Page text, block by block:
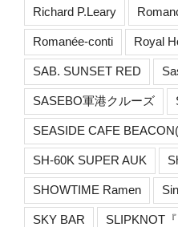
Richard P.Leary
Romanée-conti Royal
SAB. SUNSET RED
SASEBO軍港クルーズ
SEASIDE CAFE
SH-60K SUPER AUK
SHOWTIME Ramen
SKY BAR SLIPKNOT